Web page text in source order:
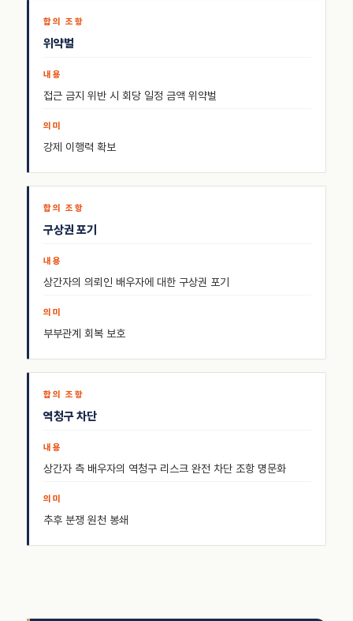
위약벌
접근 금지 위반 시 회당 일정 금액 위약벌
강제 이행력 확보
구상권 포기
상간자의 의뢰인 배우자에 대한 구상권 포기
부부관계 회복 보호
역청구 차단
상간자 측 배우자의 역청구 리스크 완전 차단 조항 명문화
추후 분쟁 원천 봉쇄